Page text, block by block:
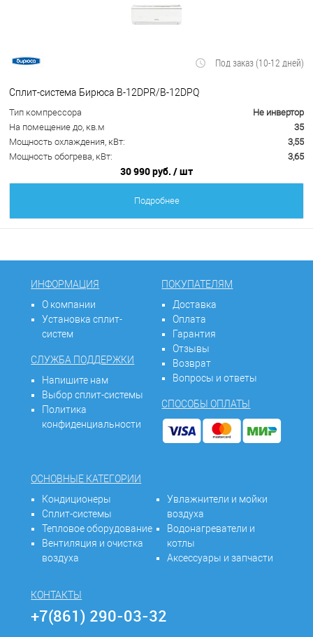
Под заказ (10-12 дней)
Сплит-система Бирюса B-12DPR/B-12DPQ
Тип компрессора
Не инвертор
На помещение до, кв.м
35
Мощность охлаждения, кВт:
3,55
Мощность обогрева, кВт:
3,65
30 990 руб. / шт
Подробнее
ИНФОРМАЦИЯ
О компании
Установка сплит-
систем
СЛУЖБА ПОДДЕРЖКИ
Напишите нам
Выбор сплит-системы
Политика
конфиденциальности
ПОКУПАТЕЛЯМ
Доставка
Оплата
Гарантия
Отзывы
Возврат
Вопросы и ответы
СПОСОБЫ ОПЛАТЫ
ОСНОВНЫЕ КАТЕГОРИИ
Кондиционеры
Сплит-системы
Тепловое оборудование
Вентиляция и очистка
воздуха
Увлажнители и мойки
воздуха
Водонагреватели и
котлы
Аксессуары и запчасти
КОНТАКТЫ
+7(861) 290-03-32